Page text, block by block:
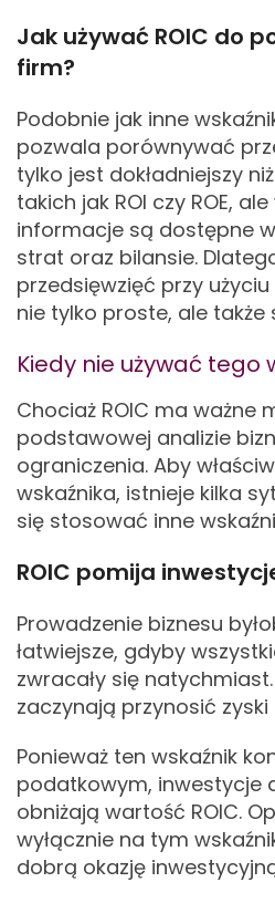
Jak używać ROIC do
firm?
Podobnie jak inne
pozwala porównywać
tylko jest dokładniejszy
takich jak ROI czy ROE,
informacje są dostępne
strat oraz bilansie.
przedsięwzięć przy
nie tylko proste, ale także
Kiedy nie używać tego
Chociaż ROIC ma ważne
podstawowej analizie
ograniczenia. Aby
wskaźnika, istnieje kilka
się stosować inne
ROIC pomija
Prowadzenie biznesu
łatwiejsze, gdyby
zwracały się
zaczynają przynosić
Ponieważ ten wskaźnik
podatkowym, inwestycje
obniżają wartość ROIC.
wyłącznie na tym
dobrą okazję